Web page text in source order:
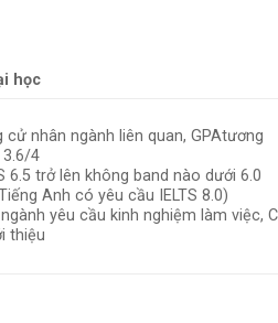
học
cử nhân ngành liên quan, GPAtương
4
6.5 trở lên không band nào dưới 6.0
Anh có yêu cầu IELTS 8.0)
yêu cầu kinh nghiệm làm việc,
thiệu